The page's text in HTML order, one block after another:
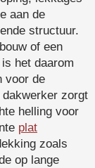
aan de
structuur.
of een
het daarom
voor de
dakwerker zorgt
helling voor
plat
zoals
op lange